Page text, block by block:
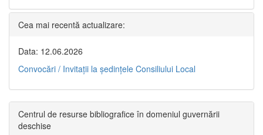
Cea mai recentă actualizare:
Data: 12.06.2026
Convocări / Invitaţii la şedinţele Consiliului Local
Centrul de resurse bibliografice în domeniul guvernării
deschise